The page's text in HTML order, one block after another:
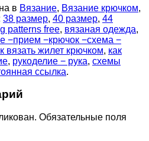
в Вязание, Вязание крючком,
38 размер, 40 размер, 44
patterns free, вязаная одежда,
−прием −крючок −схема −
вязать жилет крючком, как
, рукоделие − рука, схемы
ссылка.
Обязательные поля